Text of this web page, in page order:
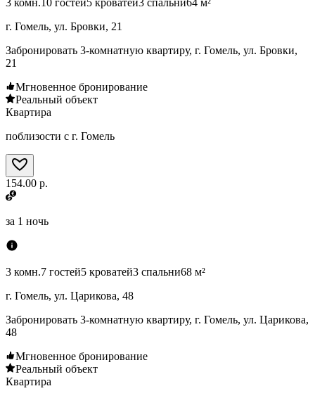
3 комн. 10 гостей5 кроватей3 спальни64 м²
г. Гомель, ул. Бровки, 21
Забронировать 3-комнатную квартиру, г. Гомель, ул. Бровки,
21
Мгновенное бронирование
Реальный объект
Квартира
поблизости с г. Гомель
154.00 р.
за 1 ночь
3 комн.7 гостей5 кроватей3 спальни68 м²
г. Гомель, ул. Царикова, 48
Забронировать 3-комнатную квартиру, г. Гомель, ул. Царикова,
48
Мгновенное бронирование
Реальный объект
Квартира